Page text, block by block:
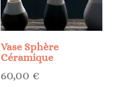
Vase Sphère
Céramique
60,00 €